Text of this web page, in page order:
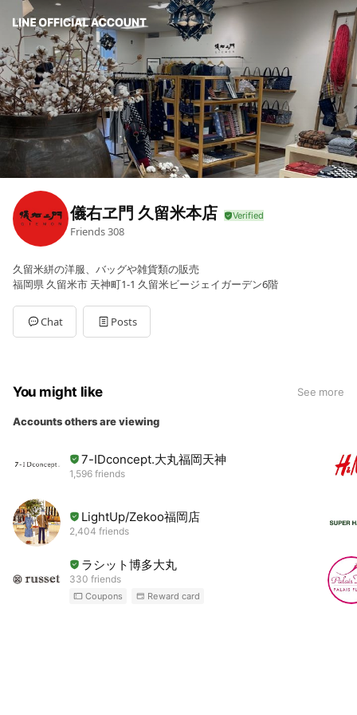
儀右ヱ門 久留米本店
Friends308
久留米絣の洋服、バッグや雑貨類の販売
福岡県 久留米市 天神町1-1 久留米ビージェイガーデン6階
Chat Posts
You might like See more
Accounts others are viewing
7-IDconcept.大丸福岡天神
1,596 friends
LightUp/Zekoo福岡店
2,404 friends
ラシット博多大丸
330 friends
Coupons Reward card